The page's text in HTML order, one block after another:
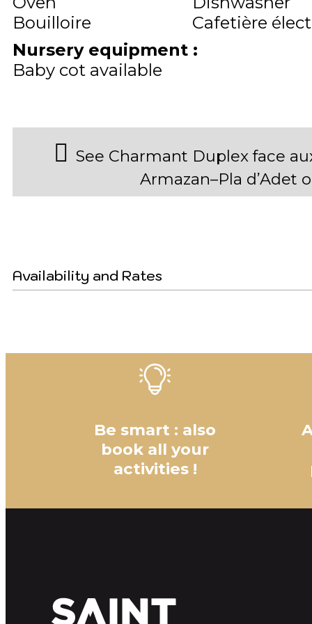
Bouilloire
Cafetière
Nursery equipment :
Baby cot available
See Charmant Duplex face
Armazan–Pla d’Adet
Availability and Rates
Be smart : also
book all your
activities !